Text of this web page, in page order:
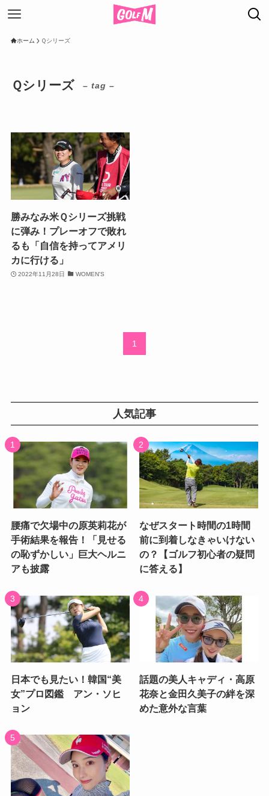
ホーム Ｑシリーズ
Ｑシリーズ – tag –
勝みなみ米Ｑシリーズ挑戦
に弾み！プレーオフで敗れ
るも「自信を持ってアメリ
カに行ける」
2022年11月28日 WOMEN'S
1
人気記事
腰痛で欠場中の原英莉花が
手術結果を報告！「見せる
の恥ずかしい」巨大ヘルニ
アも披露
なぜスタート時間の1時間
前に到着しなきゃいけない
の？【ゴルフ初心者の疑問
に答える】
日本でも見たい！韓国“美
女”プロ図鑑 アン・ソヒ
ョン
話題の美人キャディ・高原
花奈と金田久美子の絆を深
めた意外な言葉